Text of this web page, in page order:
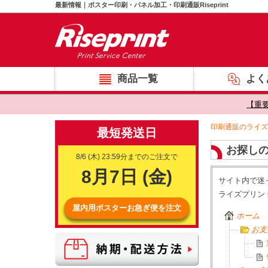
最新情報｜ポスター印刷・パネル加工・印刷通販Riseprint
商品一覧 よ
【重
印刷通販のライ
お探し
サイト内で迷
ライズプリン
ホーム
お